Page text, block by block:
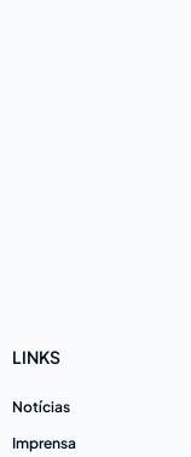
LINKS
Notícias
Imprensa